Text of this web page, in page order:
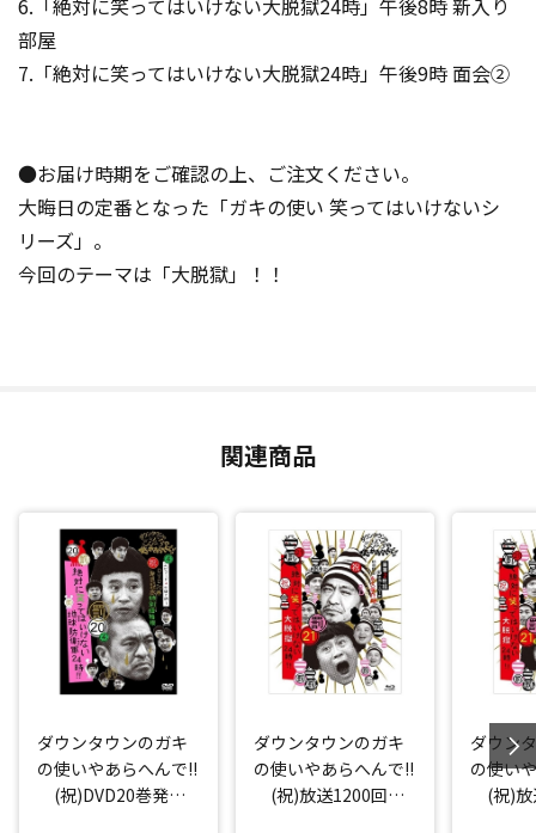
6.「絶対に笑ってはいけない大脱獄24時」午後8時 新入り
部屋
7.「絶対に笑ってはいけない大脱獄24時」午後9時 面会②
●お届け時期をご確認の上、ご注文ください。
大晦日の定番となった「ガキの使い 笑ってはいけないシ
リーズ」。
今回のテーマは「大脱獄」！！
関連商品
ダウンタウンのガキ
の使いやあらへんで!!
(祝)DVD20巻発売
ダウンタウンのガキ
の使いやあらへんで!!
(祝)放送1200回突
ダウン
の使い
(祝)放